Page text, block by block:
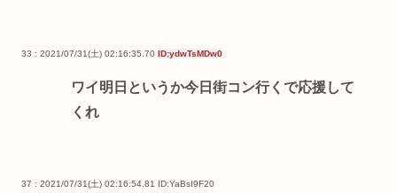
33 : 2021/07/31(土) 02:16:35.70 ID:ydwTsMDw0
ワイ明日というか今日街コン行くで応援して
くれ
37 : 2021/07/31(土) 02:16:54.81 ID:YaBsI9F20